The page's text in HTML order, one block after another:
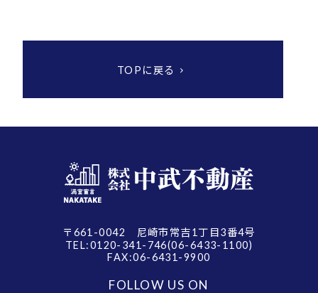
TOPに戻る
〒661-0042 尼崎市常吉1丁目3番4号
TEL:0120-341-746(06-6433-1100)
FAX:06-6431-9900
FOLLOW US ON